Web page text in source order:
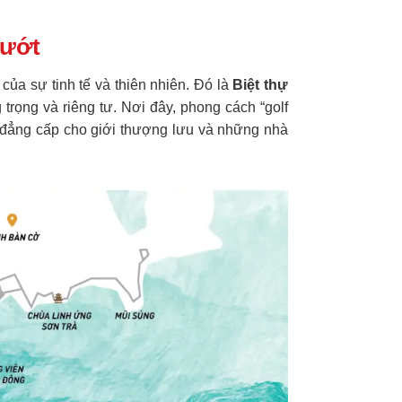
sự tinh tế và thiên nhiên. Đó là Biệt thự
và riêng tư. Nơi đây, phong cách “golf
cấp cho giới thượng lưu và những nhà